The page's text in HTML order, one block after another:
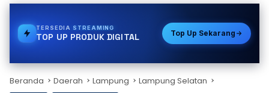
TERSEDIA BPJS
TOP UP PRODUK DIGITAL Top Up Sekarang
Beranda Daerah Lampung Lampung Selatan